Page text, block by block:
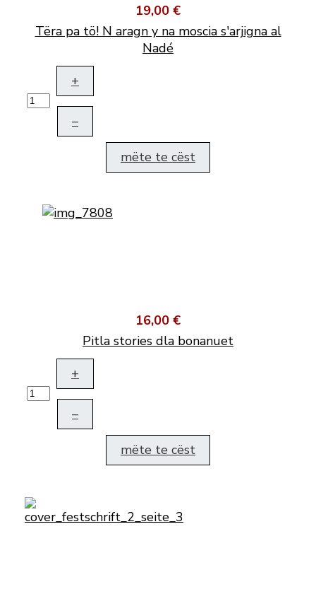
19,00 €
Tëra pa tö! N aragn y na moscia s'arjigna al
Nadé
+
–
mëte te cëst
16,00 €
Pitla stories dla bonanuet
+
–
mëte te cëst